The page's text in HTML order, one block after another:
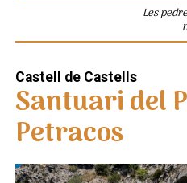
Les
Castell de Castells
Santuari del
Petracos